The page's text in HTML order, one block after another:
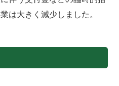
は大きく減少しました。